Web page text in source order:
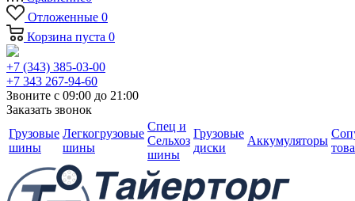
Отложенные 0
Корзина пуста 0
+7 (343) 385-03-00
+7 343 267-94-60
Звоните с 09:00 до 21:00
Заказать звонок
Грузовые
шины
Легкогрузовые
шины
Спец и
Сельхоз
шины
Грузовые
диски
Аккумуляторы